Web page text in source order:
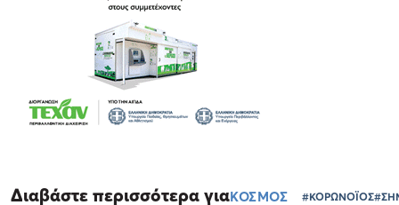
Διαβάστε περισσότερα γιαΚΟΣΜΟΣ #ΚΟΡΩΝΟΪΟΣ